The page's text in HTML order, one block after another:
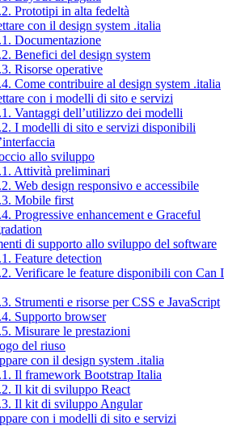
Prototipi in alta fedeltà
con il design system .italia
Documentazione
Benefici del design system
Risorse operative
Come contribuire al design system .italia
con i modelli di sito e servizi
Vantaggi dell’utilizzo dei modelli
I modelli di sito e servizi disponibili
allo sviluppo
Attività preliminari
Web design responsivo e accessibile
Mobile first
Progressive enhancement e Graceful
di supporto allo sviluppo del software
Feature detection
Verificare le feature disponibili con Can I
Strumenti e risorse per CSS e JavaScript
Supporto browser
Misurare le prestazioni
del riuso
con il design system .italia
Il framework Bootstrap Italia
Il kit di sviluppo React
Il kit di sviluppo Angular
con i modelli di sito e servizi